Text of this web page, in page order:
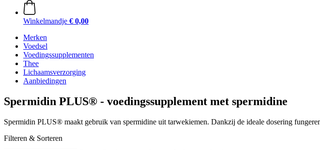
Winkelmandje € 0,00
Merken
Voedsel
Voedingssupplementen
Thee
Lichaamsverzorging
Aanbiedingen
Spermidin PLUS® - voedingssupplement met spermidine
Spermidin PLUS® maakt gebruik van spermidine uit tarwekiemen. Dankzij de ideale dosering
Filteren & Sorteren